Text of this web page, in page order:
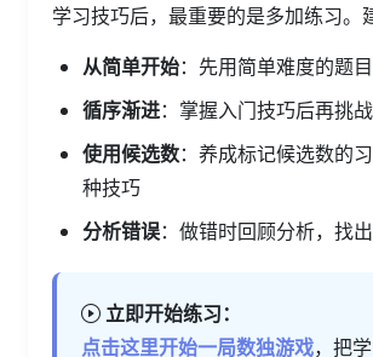
学习技巧后，最重要的是多加练习。
从简单开始：先用简单难度的题
循序渐进：掌握入门技巧后再挑
使用候选数：养成标记候选数的
种技巧
分析错误：做错时回顾分析，找
立即开始练习：
点击这里开始一局数独游戏，把